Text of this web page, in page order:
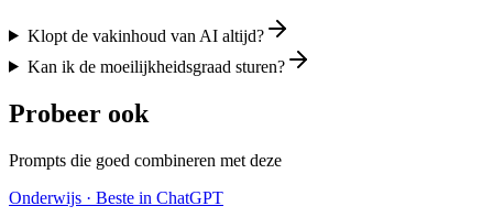
Klopt de vakinhoud van AI altijd?
Kan ik de moeilijkheidsgraad sturen?
Probeer ook
Prompts die goed combineren met deze
Onderwijs · Beste in ChatGPT